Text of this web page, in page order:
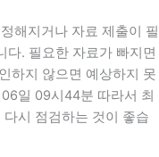
해지거나 자료 제출이 필
다. 필요한 자료가 빠지면
하지 않으면 예상하지 못
일 09시44분 따라서 최
시 점검하는 것이 좋습